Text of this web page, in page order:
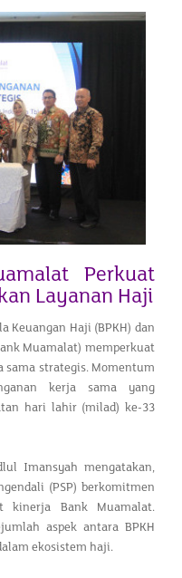
Perkuat
Layanan Haji
Keuangan Haji (BPKH) dan
Muamalat) memperkuat
strategis. Momentum
kerja sama yang
hari lahir (milad) ke-33
Imansyah mengatakan,
(PSP) berkomitmen
kinerja Bank Muamalat.
aspek antara BPKH
ekosistem haji.